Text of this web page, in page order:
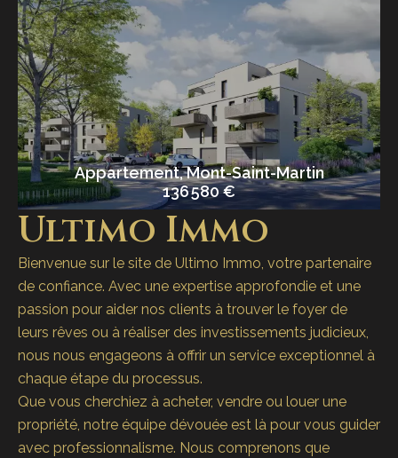
Appartement, Mont-Saint-Martin
136 580 €
Ultimo Immo
Bienvenue sur le site de Ultimo Immo, votre partenaire
de confiance. Avec une expertise approfondie et une
passion pour aider nos clients à trouver le foyer de
leurs rêves ou à réaliser des investissements judicieux,
nous nous engageons à offrir un service exceptionnel à
chaque étape du processus.
Que vous cherchiez à acheter, vendre ou louer une
propriété, notre équipe dévouée est là pour vous guider
avec professionnalisme. Nous comprenons que